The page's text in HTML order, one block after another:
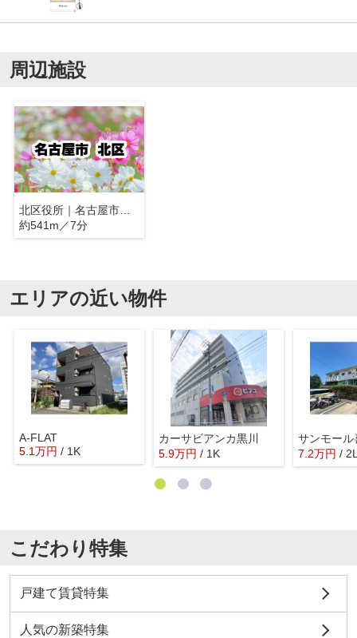
周辺施設
北区役所｜名古屋市北区
約541m／7分
エリアの近い物件
A-FLAT
5.1万円 / 1K
カーサビアンカ黒川
5.9万円 / 1K
サンモール
7.2万円 /
こだわり特集
戸建て賃貸特集
人気の新築特集